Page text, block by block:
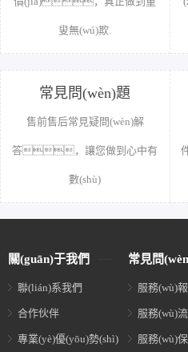
服務(wù)報(bào)價(jià)
價(jià)，真正做到童
叟無(wú)欺.
常見問(wèn)題